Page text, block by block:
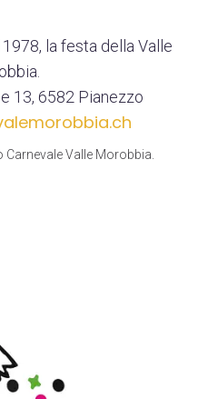
la festa della Valle
13, 6582 Pianezzo
Valle Morobbia.